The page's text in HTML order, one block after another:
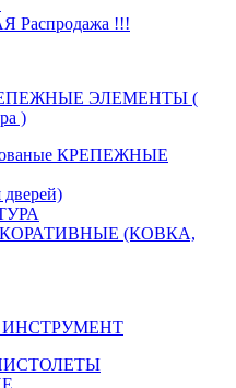
!!!
ЭЛЕМЕНТЫ (
)
КРЕПЕЖНЫЕ
(КОВКА,